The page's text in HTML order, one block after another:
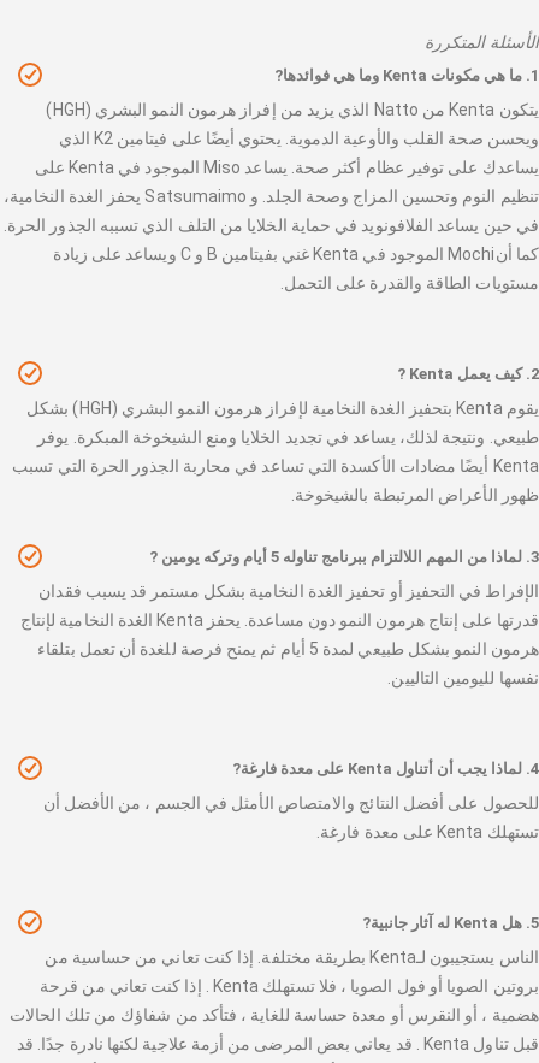
الأسئلة المتكررة
1. ما هي مكونات Kenta وما هي فوائدها?
يتكون Kenta من Natto الذي يزيد من إفراز هرمون النمو البشري (HGH)
ويحسن صحة القلب والأوعية الدموية. يحتوي أيضًا على فيتامين K2 الذي
يساعدك على توفير عظام أكثر صحة. يساعد Miso الموجود في Kenta على
تنظيم النوم وتحسين المزاج وصحة الجلد. و Satsumaimo يحفز الغدة النخامية،
في حين يساعد الفلافونويد في حماية الخلايا من التلف الذي تسببه الجذور الحرة.
كما أنMochi الموجود في Kenta غني بفيتامين B و C ويساعد على زيادة
مستويات الطاقة والقدرة على التحمل.
2. كيف يعمل Kenta ?
يقوم Kenta بتحفيز الغدة النخامية لإفراز هرمون النمو البشري (HGH) بشكل
طبيعي. ونتيجة لذلك، يساعد في تجديد الخلايا ومنع الشيخوخة المبكرة. يوفر
Kenta أيضًا مضادات الأكسدة التي تساعد في محاربة الجذور الحرة التي تسبب
ظهور الأعراض المرتبطة بالشيخوخة.
3. لماذا من المهم اللالتزام ببرنامج تناوله 5 أيام وتركه يومين ?
الإفراط في التحفيز أو تحفيز الغدة النخامية بشكل مستمر قد يسبب فقدان
قدرتها على إنتاج هرمون النمو دون مساعدة. يحفز Kenta الغدة النخامية لإنتاج
هرمون النمو بشكل طبيعي لمدة 5 أيام ثم يمنح فرصة للغدة أن تعمل بتلقاء
نفسها لليومين التاليين.
4. لماذا يجب أن أتناول Kenta على معدة فارغة?
للحصول على أفضل النتائج والامتصاص الأمثل في الجسم ، من الأفضل أن
تستهلك Kenta على معدة فارغة.
5. هل Kenta له آثار جانبية?
الناس يستجيبون لـKenta بطريقة مختلفة. إذا كنت تعاني من حساسية من
بروتين الصويا أو فول الصويا ، فلا تستهلك Kenta . إذا كنت تعاني من قرحة
هضمية ، أو النقرس أو معدة حساسة للغاية ، فتأكد من شفاؤك من تلك الحالات
قبل تناول Kenta . قد يعاني بعض المرضى من أزمة علاجية لكنها نادرة جدًا. قد